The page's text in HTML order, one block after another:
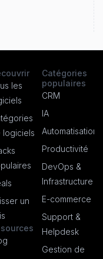
les
logiciels
un
Catégories
populaires
CRM
IA
Automatisation
Productivité
DevOps &
Infrastructure
E-commerce
Support &
Helpdesk
Gestion de